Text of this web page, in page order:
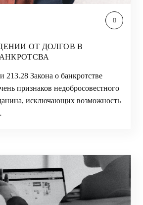
ОТ ДОЛГОВ В
213.28 Закона о банкротстве
признаков недобросовестного
исключающих возможность